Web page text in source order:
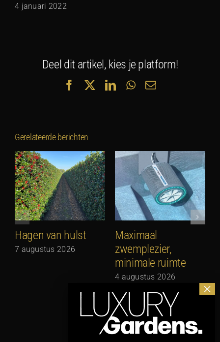
4 januari 2022
Deel dit artikel, kies je platform!
FacebookLinkedInWhatsApp
E-
Gerelateerde berichten
Hagen van hulst
7 augustus 2026
Maximaal
zwemplezier,
minimale ruimte
4 augustus 2026